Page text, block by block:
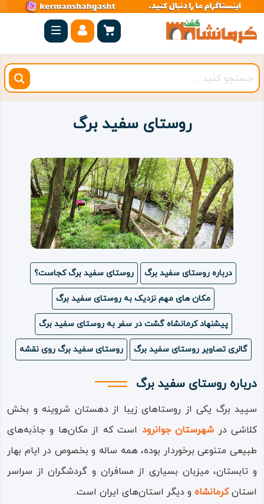
صفحه
اصلی
کرمانشاه
شهرستان
روستاهای
اقامتگاه
ما
روستای سفید برگ
درباره روستای سفید برگ روستای سفید برگ کجاست؟
مکان های مهم نزدیک به روستای سفید برگ
پیشنهاد کرمانشاه گشت در سفر به روستای سفید برگ
گالری تصاویر روستای سفید برگ روستای سفید برگ روی نقشه
درباره روستای سفید برگ
سپید برگ یکی از روستاهای زیبا از دهستان شروینه و بخش
کلاشی در شهرستان جوانرود است که از مکان‌ها و جاذبه‌های
طبیعی متنوعی برخوردار بوده، همه ساله و بخصوص در ایام بهار
و تابستان، میزبان بسیاری از مسافران و گردشگران از سراسر
استانکرمانشاه و دیگر استان‌های ایران است.